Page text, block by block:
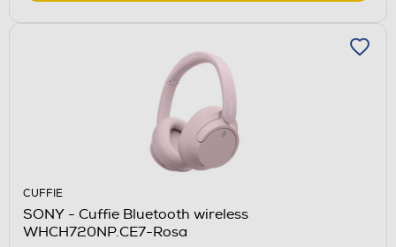
CUFFIE
SONY - Cuffie Bluetooth wireless
WHCH720NP.CE7-Rosa